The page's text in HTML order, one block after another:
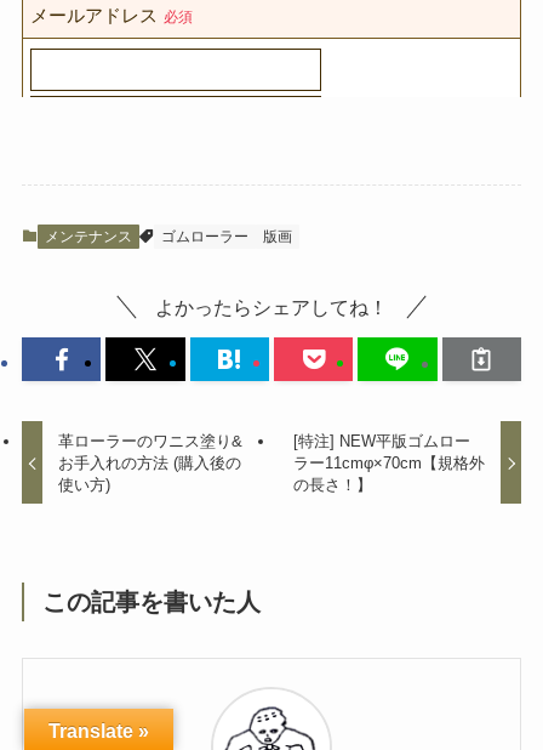
メンテナンス ゴムローラー 版画
よかったらシェアしてね！
革ローラーのワニス塗り&
お手入れの方法 (購入後の
使い方)
[特注] NEW平版ゴムロー
ラー11cmφ×70cm【規格外
の長さ！】
この記事を書いた人
Translate »